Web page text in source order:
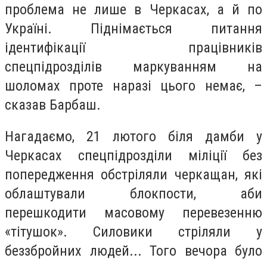
проблема не лише в Черкасах, а й по
Україні. Піднімається питання
ідентифікації працівників
спецпідрозділів маркуванням на
шоломах проте наразі цього немає, –
сказав Барбаш.
Нагадаємо, 21 лютого біля дамби у
Черкасах спецпідрозділи міліції без
попередження обстріляли черкащан, які
облаштували блокпости, аби
перешкодити масовому перевезенню
«тітушок». Силовики стріляли у
беззбройних людей... Того вечора було